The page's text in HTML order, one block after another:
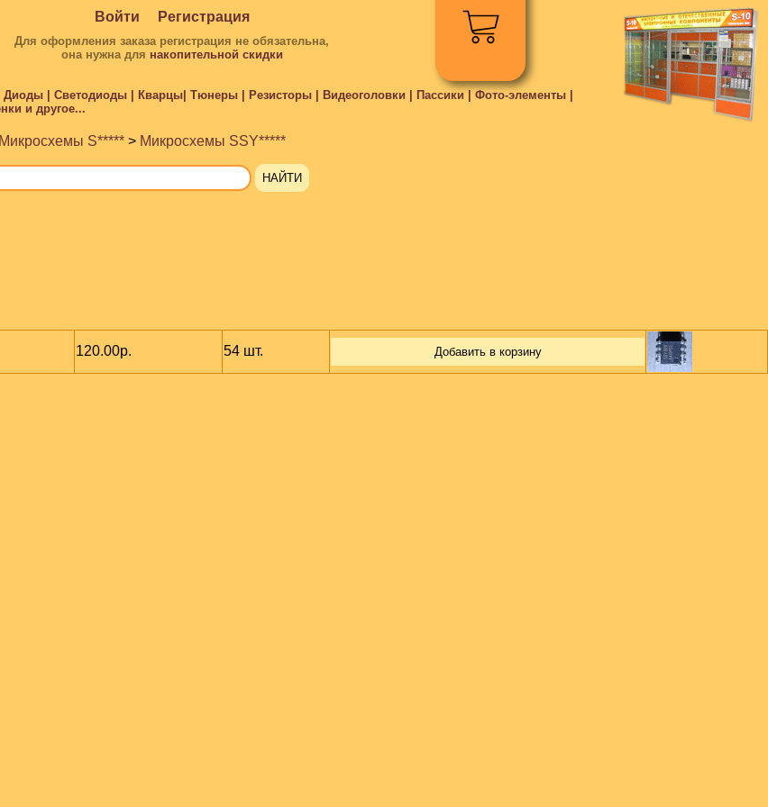
Войти Регистрация
Для оформления заказа регистрация не обязательна,
она нужна для накопительной скидки
| Светодиоды | Кварцы| Тюнеры | Резисторы | Видеоголовки | Пассики | Фото-элементы |
и другое...
Микросхемы S***** > Микросхемы SSY*****
120.00р. 54 шт. Добавить в корзину